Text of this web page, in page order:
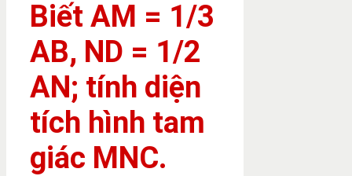
Biết AM = 1/3
AB, ND = 1/2
AN; tính diện
tích hình tam
giác MNC.